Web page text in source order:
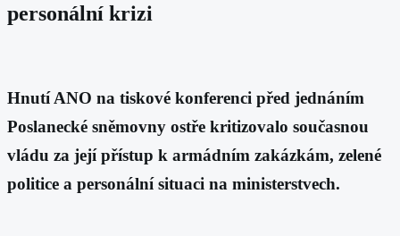
personální krizi
Hnutí ANO na tiskové konferenci před jednáním
Poslanecké sněmovny ostře kritizovalo současnou
vládu za její přístup k armádním zakázkám, zelené
politice a personální situaci na ministerstvech.